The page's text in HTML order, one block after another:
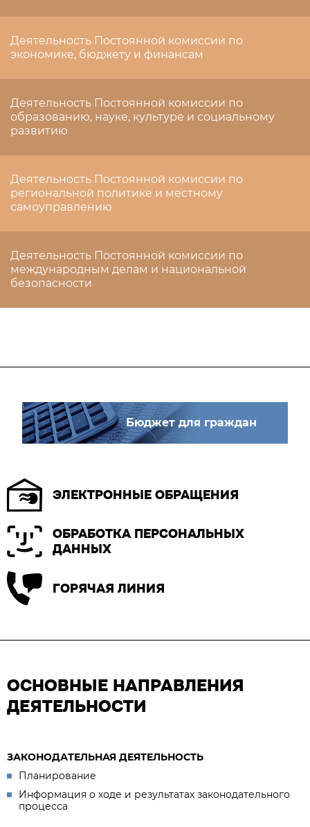
Деятельность Постоянной комиссии по
экономике, бюджету и финансам
Деятельность Постоянной комиссии по
образованию, науке, культуре и социальному
развитию
Деятельность Постоянной комиссии по
региональной политике и местному
самоуправлению
Деятельность Постоянной комиссии по
международным делам и национальной
безопасности
Бюджет для граждан
ЭЛЕКТРОННЫЕ ОБРАЩЕНИЯ
ОБРАБОТКА ПЕРСОНАЛЬНЫХ
ДАННЫХ
ГОРЯЧАЯ ЛИНИЯ
ОСНОВНЫЕ НАПРАВЛЕНИЯ
ДЕЯТЕЛЬНОСТИ
ЗАКОНОДАТЕЛЬНАЯ ДЕЯТЕЛЬНОСТЬ
Планирование
Информация о ходе и результатах законодательного
процесса